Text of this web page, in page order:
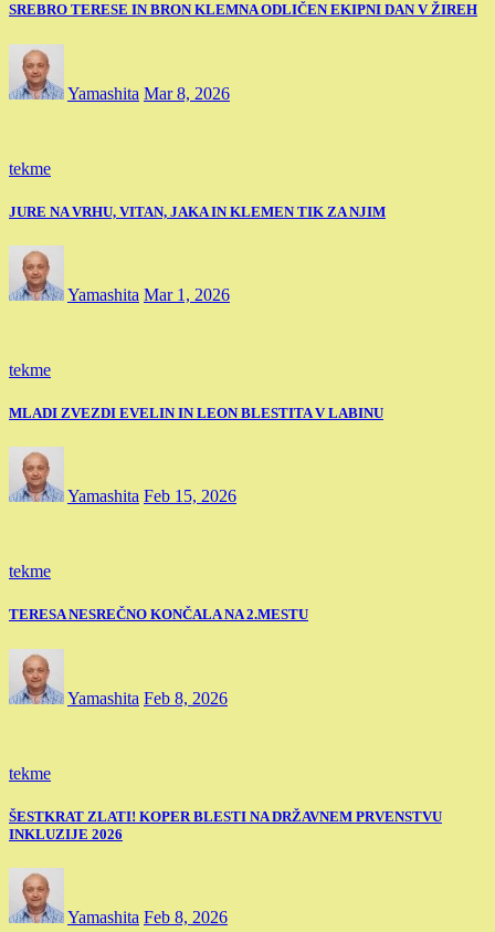
SREBRO TERESE IN BRON KLEMNA ODLIČEN EKIPNI DAN V ŽIREH
Yamashita Mar 8, 2026
tekme
JURE NA VRHU, VITAN, JAKA IN KLEMEN TIK ZA NJIM
Yamashita Mar 1, 2026
tekme
MLADI ZVEZDI EVELIN IN LEON BLESTITA V LABINU
Yamashita Feb 15, 2026
tekme
TERESA NESREČNO KONČALA NA 2.MESTU
Yamashita Feb 8, 2026
tekme
ŠESTKRAT ZLATI! KOPER BLESTI NA DRŽAVNEM PRVENSTVU
INKLUZIJE 2026
Yamashita Feb 8, 2026